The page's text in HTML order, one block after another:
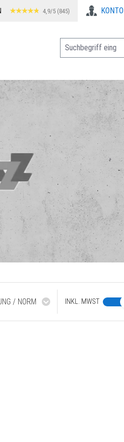
4,9/5 (845) KONTO
/ NORM INKL. MWST